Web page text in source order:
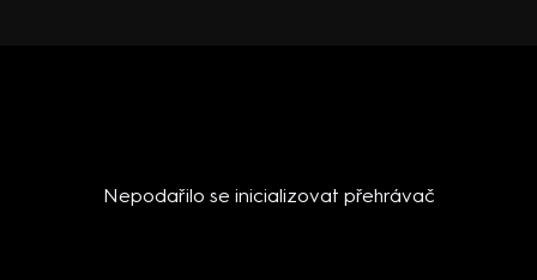
Nepodařilo se inicializovat přehrávač